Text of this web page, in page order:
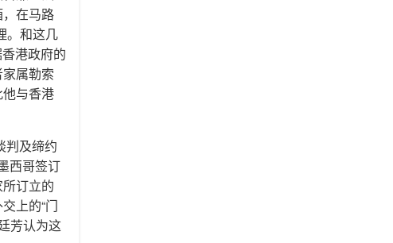
在马路
。和这几
港政府的
属勒索
与香港
判及缔约
西哥签订
订立的
上的“门
芳认为这